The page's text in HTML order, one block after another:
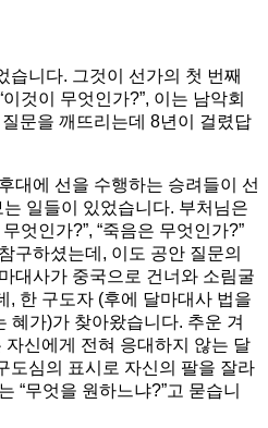
습니다. 그것이 선가의 첫 번째
것이 무엇인가?”, 이는 남악회
문을 깨뜨리는데 8년이 걸렸답
대에 선을 수행하는 승려들이 선
일들이 있었습니다. 부처님은
엇인가?”, “죽음은 무엇인가?”
구하셨는데, 이도 공안 질문의
대사가 중국으로 건너와 소림굴
, 한 구도자 (후에 달마대사 법을
혜가)가 찾아왔습니다. 추운 겨
신에게 전혀 응대하지 않는 달
도심의 표시로 자신의 팔을 잘라
“무엇을 원하느냐?”고 묻습니